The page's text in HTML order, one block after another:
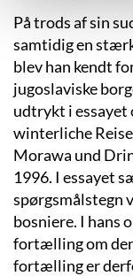
På trods af sin
samtidig en
blev han kendt
jugoslaviske
udtrykt i essayet
winterliche Reise
Morawa und
1996. I essayet
spørgsmålstegn
bosniere. I hans
fortælling om
fortælling er